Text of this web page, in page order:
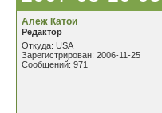
Алеж Катои
Редактор
Откуда: USA
Зарегистрирован: 2006-11-25
Сообщений: 971